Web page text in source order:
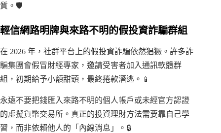
質。🛡️
輕信網路明牌與來路不明的假投資詐騙群組
在 2026 年，社群平台上的假投資詐騙依然猖獗。許多詐
騙集團會假冒財經專家，邀請受害者加入通訊軟體群
組，初期給予小額甜頭，最終捲款潛逃。📱
永遠不要把錢匯入來路不明的個人帳戶或未經官方認證
的虛擬貨幣交易所。真正的投資理財方法需要靠自己學
習，而非依賴他人的「內線消息」。🔒